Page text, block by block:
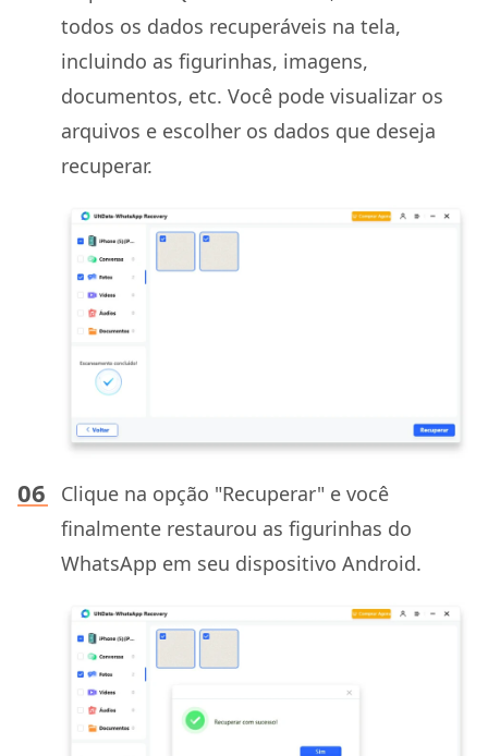
todos os dados recuperáveis na tela,
incluindo as figurinhas, imagens,
documentos, etc. Você pode visualizar os
arquivos e escolher os dados que deseja
recuperar.
Clique na opção "Recuperar" e você
finalmente restaurou as figurinhas do
WhatsApp em seu dispositivo Android.